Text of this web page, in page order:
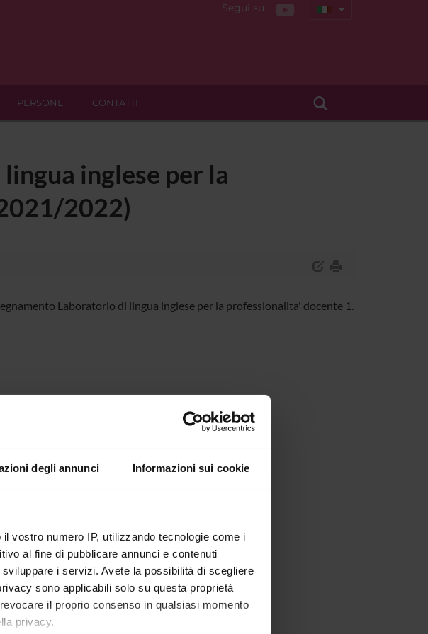
degli annunci Informazioni sui cookie
vostro numero IP, utilizzando tecnologie come i
al fine di pubblicare annunci e contenuti
i servizi. Avete la possibilità di scegliere
sono applicabili solo su questa proprietà
il proprio consenso in qualsiasi momento
privacy.
Segui su
PERSONE CONTATTI
inglese per la
2022)
Laboratorio di lingua inglese per la professionalita' docente 1.